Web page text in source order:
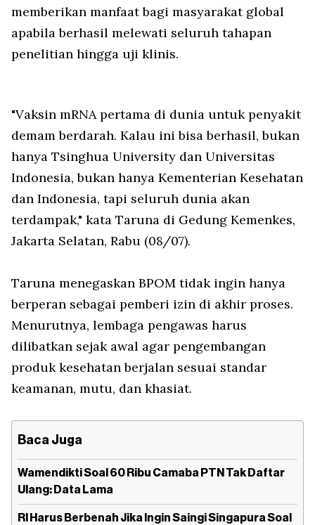
memberikan manfaat bagi masyarakat global
apabila berhasil melewati seluruh tahapan
penelitian hingga uji klinis.
"Vaksin mRNA pertama di dunia untuk penyakit
demam berdarah. Kalau ini bisa berhasil, bukan
hanya Tsinghua University dan Universitas
Indonesia, bukan hanya Kementerian Kesehatan
dan Indonesia, tapi seluruh dunia akan
terdampak," kata Taruna di Gedung Kemenkes,
Jakarta Selatan, Rabu (08/07).
Taruna menegaskan BPOM tidak ingin hanya
berperan sebagai pemberi izin di akhir proses.
Menurutnya, lembaga pengawas harus
dilibatkan sejak awal agar pengembangan
produk kesehatan berjalan sesuai standar
keamanan, mutu, dan khasiat.
Baca Juga
Wamendikti Soal 60 Ribu Camaba PTN Tak Daftar
Ulang: Data Lama
RI Harus Berbenah Jika Ingin Saingi Singapura Soal